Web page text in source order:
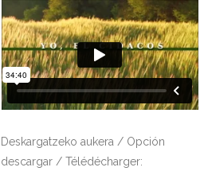
Deskargatzeko aukera / Opción
descargar / Télédécharger: